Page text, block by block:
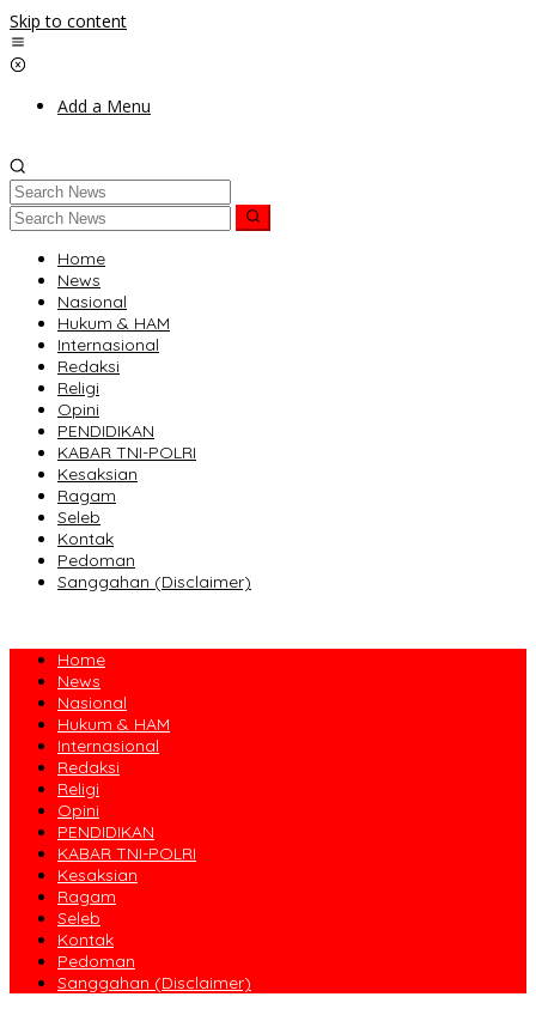
Skip to content
Add a Menu
Home
News
Nasional
Hukum & HAM
Internasional
Redaksi
Religi
Opini
PENDIDIKAN
KABAR TNI-POLRI
Kesaksian
Ragam
Seleb
Kontak
Pedoman
Sanggahan (Disclaimer)
Home
News
Nasional
Hukum & HAM
Internasional
Redaksi
Religi
Opini
PENDIDIKAN
KABAR TNI-POLRI
Kesaksian
Ragam
Seleb
Kontak
Pedoman
Sanggahan (Disclaimer)